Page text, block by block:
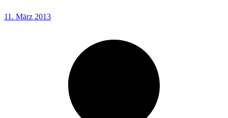
11. März 2013